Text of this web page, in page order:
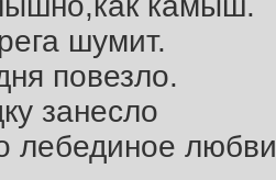
шумит.
повезло.
занесло
лебединое